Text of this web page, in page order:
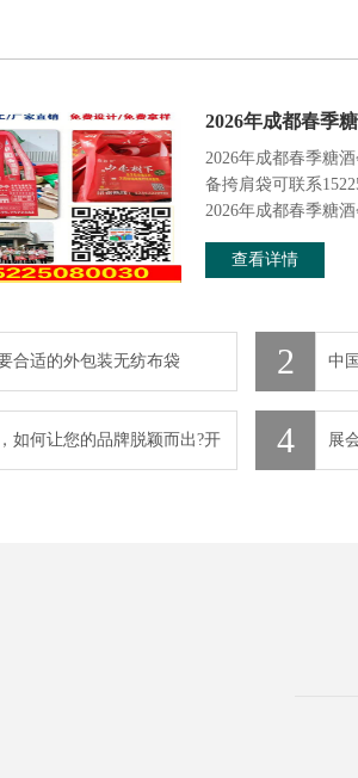
2026年成都春季
2026年成都春季糖
备挎肩袋可联系
2026年成都春季糖
查看详情
合适的外包装无纺布袋 2 中
如何让您的品牌脱颖而出?开 4 展